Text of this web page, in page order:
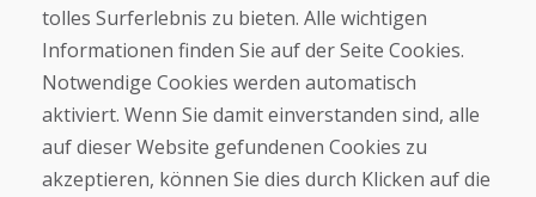
Eigene Rezension
verfassen
★★ ★★★
tolles Surferlebnis zu bieten. Alle wichtigen
Informationen finden Sie auf der Seite Cookies.
Notwendige Cookies werden automatisch
aktiviert. Wenn Sie damit einverstanden sind, alle
auf dieser Website gefundenen Cookies zu
akzeptieren, können Sie dies durch Klicken auf die